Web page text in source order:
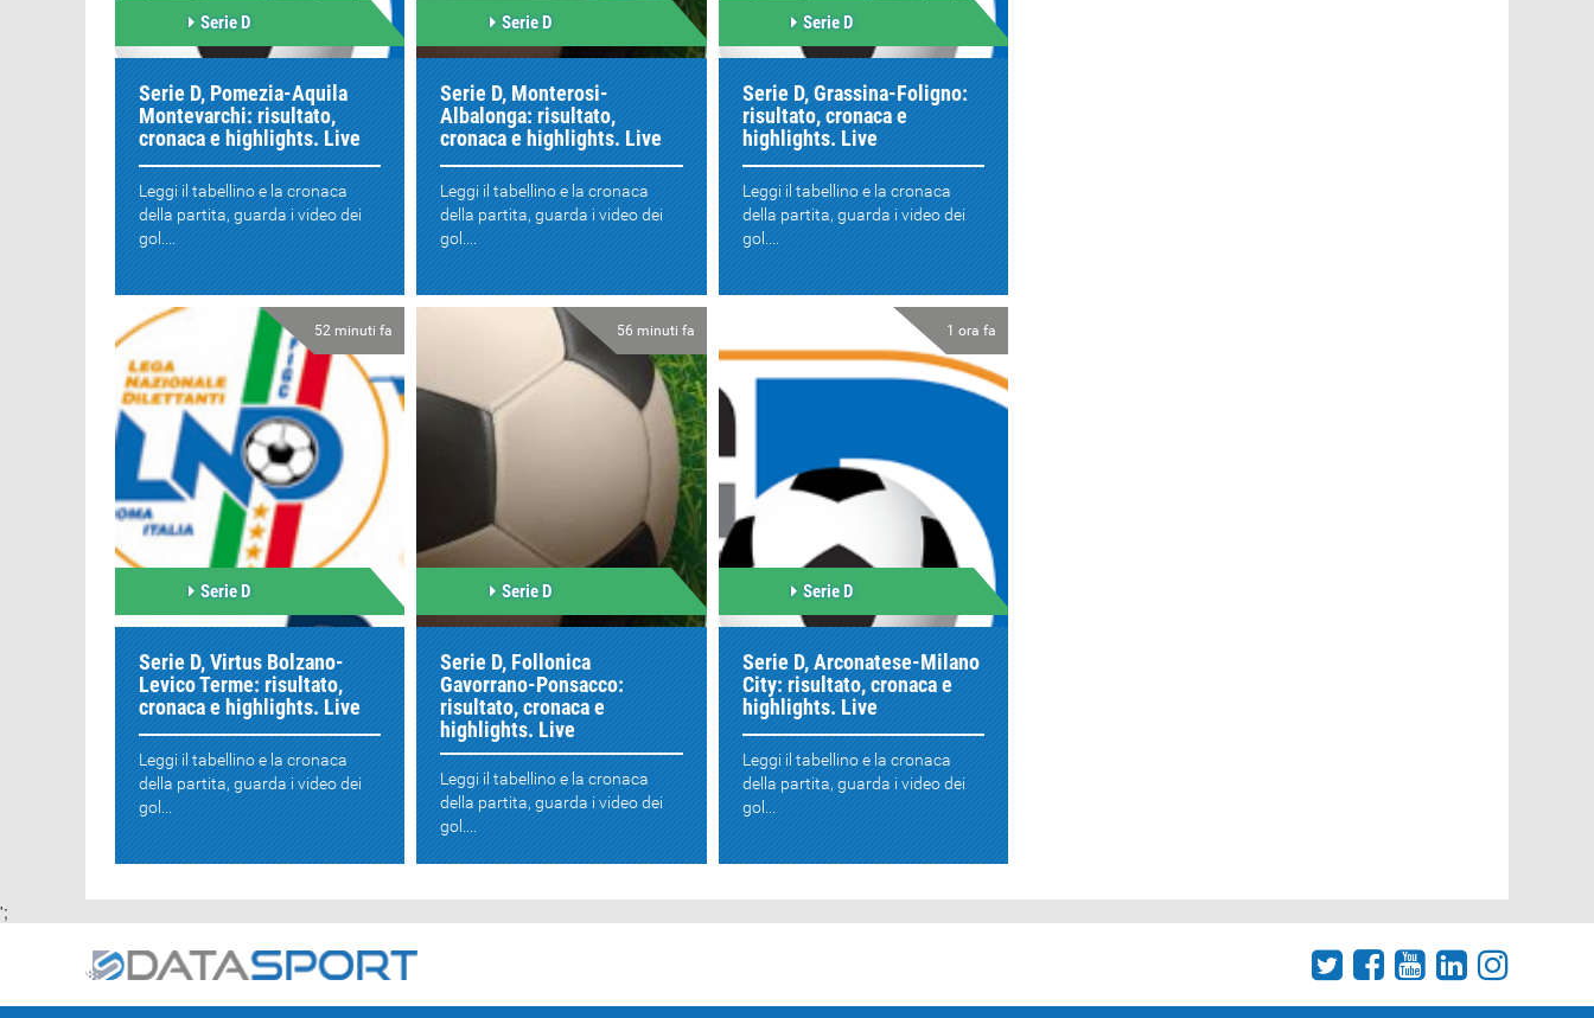
Serie D
Serie D, Pomezia-Aquila
Montevarchi: risultato,
cronaca e highlights. Live
Leggi il tabellino e la cronaca
della partita, guarda i video dei
gol....
Serie D
Serie D, Monterosi-
Albalonga: risultato,
cronaca e highlights. Live
Leggi il tabellino e la cronaca
della partita, guarda i video dei
gol....
Serie D
Serie D, Grassina-Foligno:
risultato, cronaca e
highlights. Live
Leggi il tabellino e la cronaca
della partita, guarda i video dei
gol....
52 minuti fa
Serie D
Serie D, Virtus Bolzano-
Levico Terme: risultato,
cronaca e highlights. Live
Leggi il tabellino e la cronaca
della partita, guarda i video dei
gol...
56 minuti fa
Serie D
Serie D, Follonica
Gavorrano-Ponsacco:
risultato, cronaca e
highlights. Live
Leggi il tabellino e la cronaca
della partita, guarda i video dei
gol....
1 ora fa
Serie D
Serie D, Arconatese-Milano
City: risultato, cronaca e
highlights. Live
Leggi il tabellino e la cronaca
della partita, guarda i video dei
gol...
';